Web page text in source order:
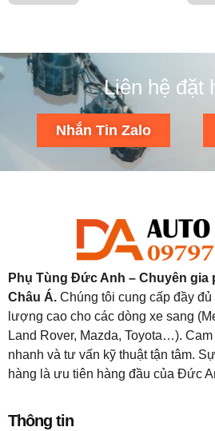
Liên hệ đặt
Nhắn Tin Zalo
Phụ Tùng Đức Anh – Chuyên gia
Châu Á. Chúng tôi cung cấp đầy
lượng cao cho các dòng xe sang
Land Rover, Mazda, Toyota…).
nhanh và tư vấn kỹ thuật tận tâm.
hàng là ưu tiên hàng đầu của Đức
Thông tin